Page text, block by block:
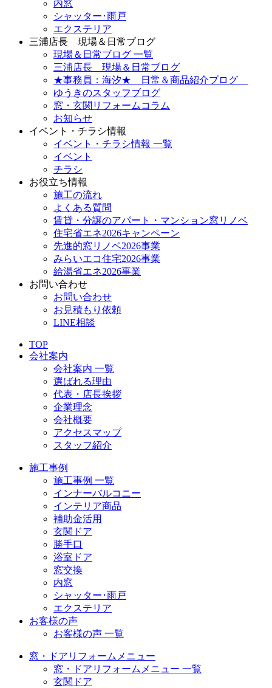
内窓
シャッター･雨戸
エクステリア
三浦店長 現場＆日常ブログ
現場＆日常ブログ 一覧
三浦店長 現場＆日常ブログ
★事務員：海汐★ 日常＆商品紹介ブログ
ゆうきのスタッフブログ
窓・玄関リフォームコラム
お知らせ
イベント・チラシ情報
イベント・チラシ情報 一覧
イベント
チラシ
お役立ち情報
施工の流れ
よくある質問
賃貸・分譲のアパート・マンション窓リノベ
住宅省エネ2026キャンペーン
先進的窓リノベ2026事業
みらいエコ住宅2026事業
給湯省エネ2026事業
お問い合わせ
お問い合わせ
お見積もり依頼
LINE相談
TOP
会社案内
会社案内 一覧
選ばれる理由
代表・店長挨拶
企業理念
会社概要
アクセスマップ
スタッフ紹介
施工事例
施工事例 一覧
インナーバルコニー
インテリア商品
補助金活用
玄関ドア
勝手口
浴室ドア
窓交換
内窓
シャッター･雨戸
エクステリア
お客様の声
お客様の声 一覧
窓・ドアリフォームメニュー
窓・ドアリフォームメニュー 一覧
玄関ドア